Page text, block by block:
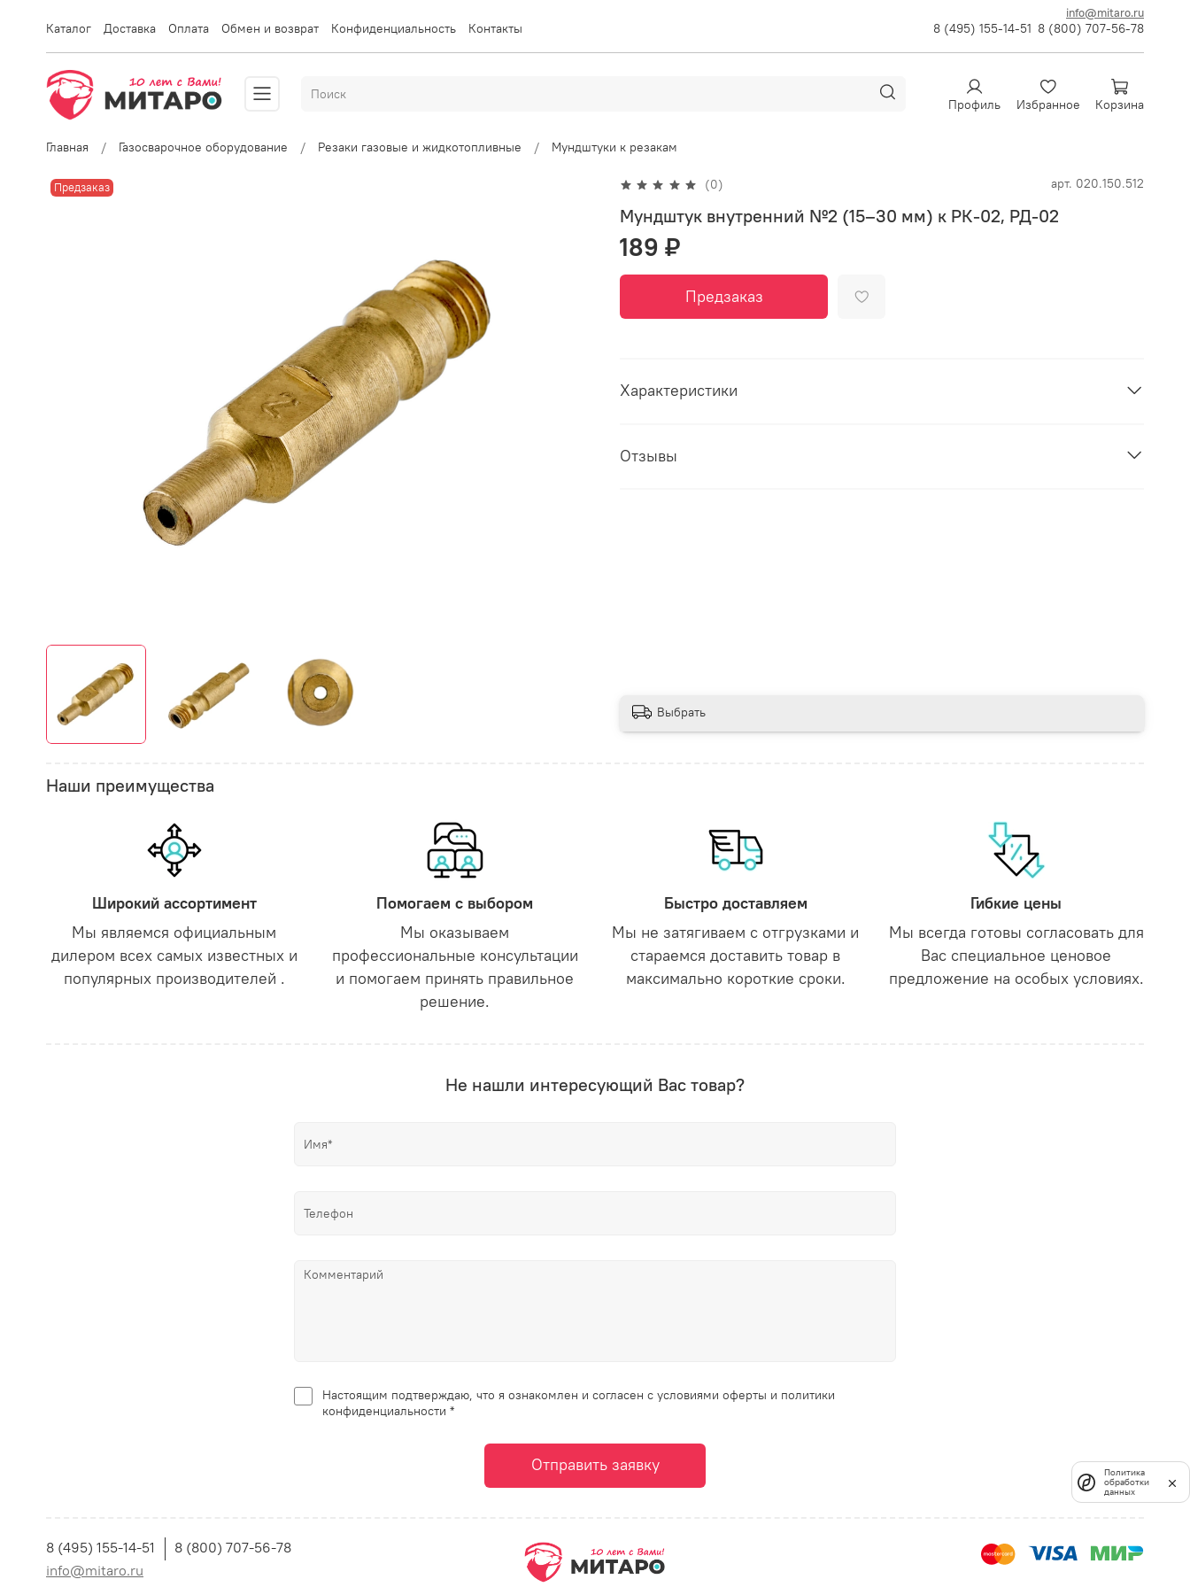
info@mitaro.ru
Каталог Доставка Оплата Обмен и возврат Конфиденциальность Контакты 8 (495) 155-14-51 8 (800) 707-56-78
Профиль Избранное Корзина
Главная Газосварочное оборудование Резаки газовые и жидкотопливные Мундштуки к резакам
Предзаказ (0) арт. 020.150.512
Мундштук внутренний №2 (15–30 мм) к РК-02, РД-02
189 ₽
Предзаказ
Характеристики
Отзывы
Выбрать
Наши преимущества
Широкий ассортимент
Мы являемся официальным
дилером всех самых известных и
популярных производителей .
Помогаем с выбором
Мы оказываем
профессиональные консультации
и помогаем принять правильное
решение.
Быстро доставляем
Мы не затягиваем с отгрузками и
стараемся доставить товар в
максимально короткие сроки.
Гибкие цены
Мы всегда готовы согласовать для
Вас специальное ценовое
предложение на особых условиях.
Не нашли интересующий Вас товар?
Настоящим подтверждаю, что я ознакомлен и согласен с условиями оферты и политики
конфиденциальности *
Отправить заявку
8 (495) 155-14-51
8 (800) 707-56-78
info@mitaro.ru
Политика
обработки
данных